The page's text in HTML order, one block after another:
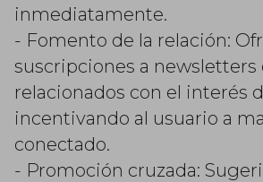
inmediatamente.
- Fomento de la relación:
suscripciones a newsletters
relacionados con el interés
incentivando al usuario a
conectado.
- Promoción cruzada: